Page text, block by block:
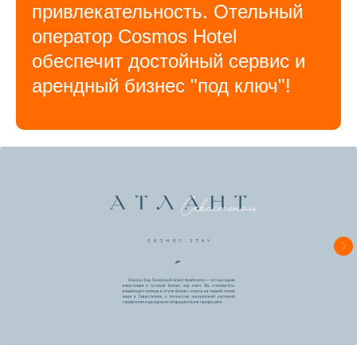
привлекательность. Отельный
оператор Cosmos Hotel
обеспечит достойный сервис и
арендный бизнес "под ключ"!